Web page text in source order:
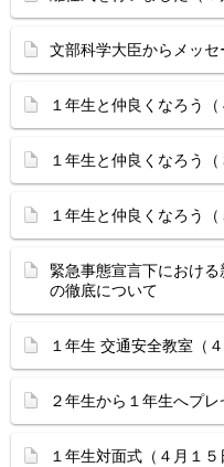
文部科学大臣からメッ
１年生と仲良くなろう（
１年生と仲良くなろう（
１年生と仲良くなろう（
緊急事態宣言下におけ
の徹底について
１年生 交通安全教室（４
２年生から１年生へプレ
１年生対面式（４月１５